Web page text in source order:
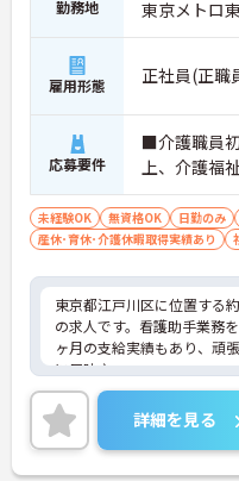
勤務地 東京メトロ
雇用形態 正社員(正職
応募要件
■介護職員
上、介護福
未経験OK 無資格OK 日勤のみ
産休･育休･介護休暇取得実績あり
東京都江戸川区に位置する
の求人です。看護助手業務
ヶ月の支給実績もあり、頑
に反映♪
ご興味ある方には、面接対
詳細をお話しいたしますの
い。
詳細を見る